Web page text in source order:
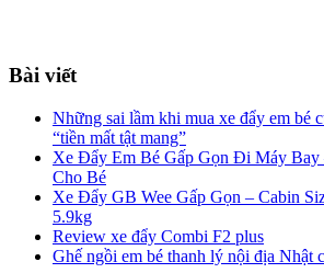
Bài viết
Những sai lầm khi mua xe đẩy em bé
“tiền mất tật mang”
Xe Đẩy Em Bé Gấp Gọn Đi Máy Bay
Cho Bé
Xe Đẩy GB Wee Gấp Gọn – Cabin
5.9kg
Review xe đẩy Combi F2 plus
Ghế ngồi em bé thanh lý nội địa Nhật